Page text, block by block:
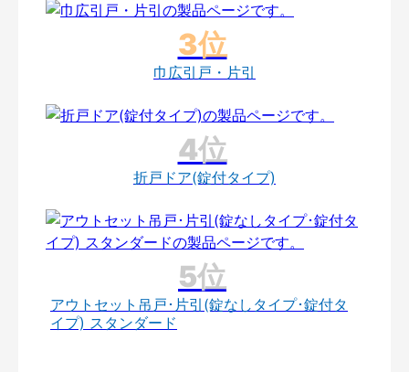
巾広引戸・片引
折戸ドア(錠付タイプ)
アウトセット吊戸･片引(錠なしタイプ･錠付タ
イプ) スタンダード